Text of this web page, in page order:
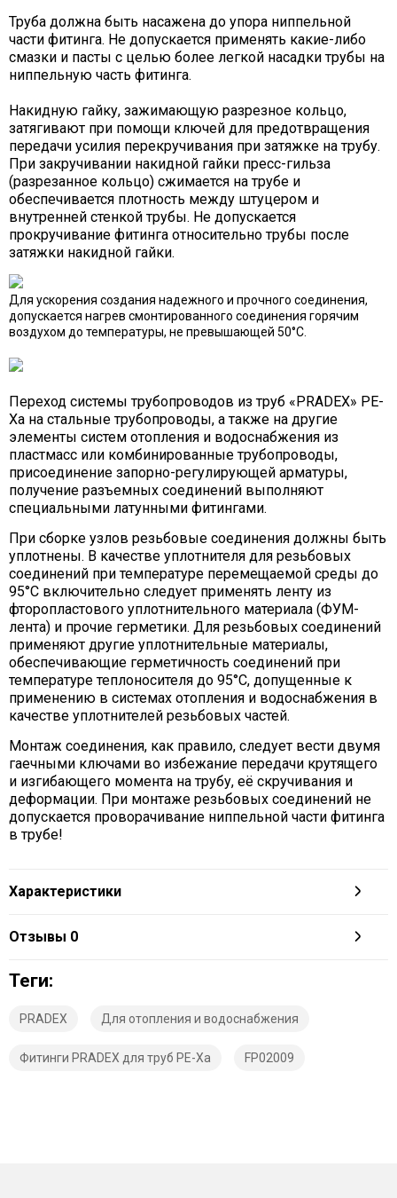
Труба должна быть насажена до упора ниппельной
части фитинга. Не допускается применять какие-либо
смазки и пасты с целью более легкой насадки трубы на
ниппельную часть фитинга.
Накидную гайку, зажимающую разрезное кольцо,
затягивают при помощи ключей для предотвращения
передачи усилия перекручивания при затяжке на трубу.
При закручивании накидной гайки пресс-гильза
(разрезанное кольцо) сжимается на трубе и
обеспечивается плотность между штуцером и
внутренней стенкой трубы. Не допускается
прокручивание фитинга относительно трубы после
затяжки накидной гайки.
Для ускорения создания надежного и прочного соединения,
допускается нагрев смонтированного соединения горячим
воздухом до температуры, не превышающей 50°C.
Переход системы трубопроводов из труб «PRADEX» PE-
Xa на стальные трубопроводы, а также на другие
элементы систем отопления и водоснабжения из
пластмасс или комбинированные трубопроводы,
присоединение запорно-регулирующей арматуры,
получение разъемных соединений выполняют
специальными латунными фитингами.
При сборке узлов резьбовые соединения должны быть
уплотнены. В качестве уплотнителя для резьбовых
соединений при температуре перемещаемой среды до
95°С включительно следует применять ленту из
фторопластового уплотнительного материала (ФУМ-
лента) и прочие герметики. Для резьбовых соединений
применяют другие уплотнительные материалы,
обеспечивающие герметичность соединений при
температуре теплоносителя до 95°С, допущенные к
применению в системах отопления и водоснабжения в
качестве уплотнителей резьбовых частей.
Монтаж соединения, как правило, следует вести двумя
гаечными ключами во избежание передачи крутящего
и изгибающего момента на трубу, её скручивания и
деформации. При монтаже резьбовых соединений не
допускается проворачивание ниппельной части фитинга
в трубе!
Характеристики
Отзывы 0
Теги:
PRADEX Для отопления и водоснабжения
Фитинги PRADEX для труб PE-Xa FP02009